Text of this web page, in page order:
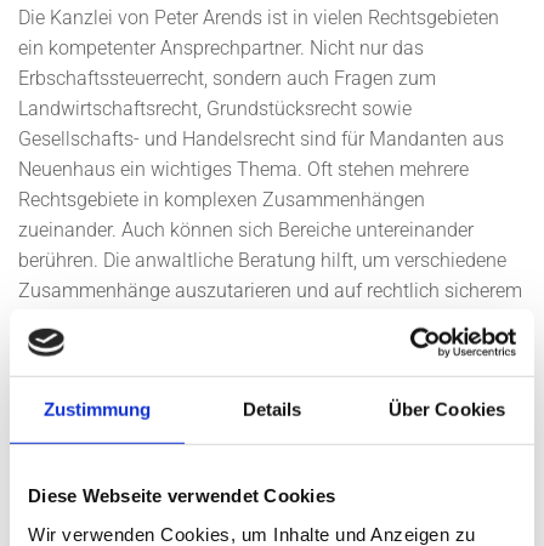
Zustimmung Details Über Cookies
Diese Webseite verwendet Cookies
Wir verwenden Cookies, um Inhalte und Anzeigen zu
Die Kanzlei von Peter Arends ist in vielen Rechtsgebieten
ein kompetenter Ansprechpartner. Nicht nur das
Erbschaftssteuerrecht, sondern auch Fragen zum
Landwirtschaftsrecht, Grundstücksrecht sowie
Gesellschafts- und Handelsrecht sind für Mandanten aus
Neuenhaus ein wichtiges Thema. Oft stehen mehrere
Rechtsgebiete in komplexen Zusammenhängen
zueinander. Auch können sich Bereiche untereinander
berühren. Die anwaltliche Beratung hilft, um verschiedene
Zusammenhänge auszutarieren und auf rechtlich sicherem
Familienrecht, das Arbeitsrecht sowie das Mietrecht sind
Teil des Portfolios der Kanzlei. Mandanten werden
umfassend beraten und können für spezifische Situationen
sinnvolle Lösungsstrategien nutzen. Die langjährige
bei gerichtlichen Verhandlungen oder außergerichtlichen
Einigungen. Das Ziel ist es, im Interesse der Mandanten